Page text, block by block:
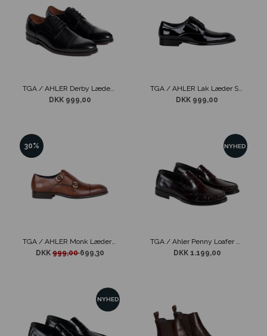
DKK 999,00
TGA / AHLER Lak Læder Sko Sort
DKK 999,00
30%
TGA / AHLER Monk Læder Sko Tan
DKK999,00699,30
NYHED
TGA / Ahler Penny Loafer Sko X-Lab Bordeaux
DKK 1.199,00
NYHED